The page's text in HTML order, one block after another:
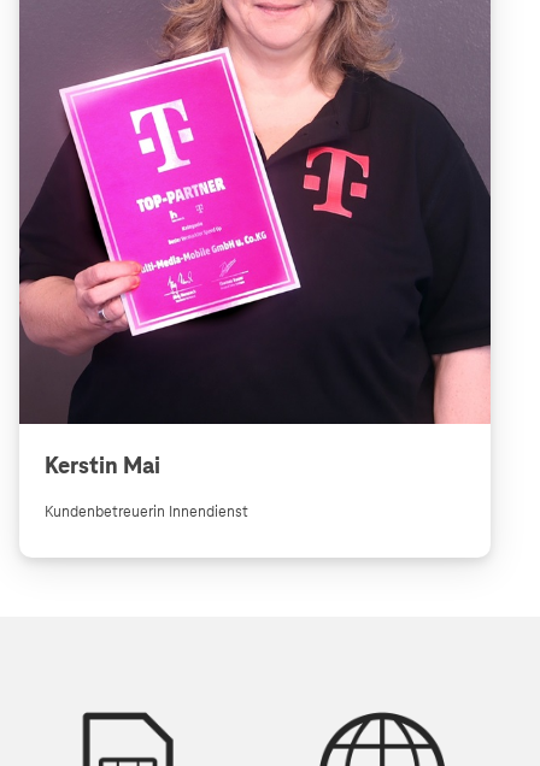
Kerstin Mai
Kundenbetreuerin Innendienst